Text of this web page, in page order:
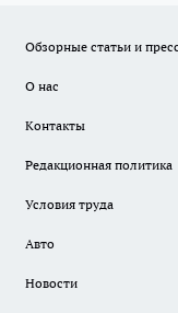
Обзорные статьи и
О нас
Контакты
Редакционная политика
Условия труда
Авто
Новости